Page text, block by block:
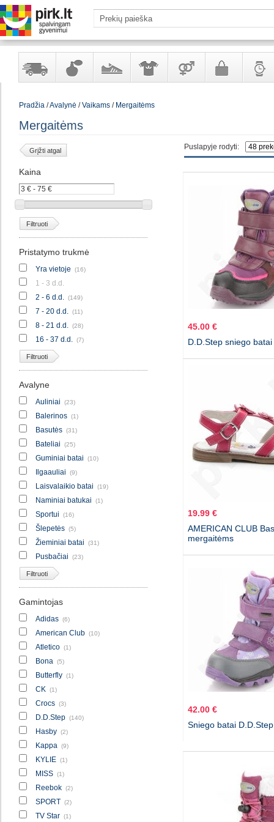
Yra
Kvepalai
kosmetika
AvalynėApranga
Pradžia/Avalynė /Vaikams/ Mergaitėms
Mergaitėms
Puslapyje rodyti:
Grįžti atgal
Kaina
Filtruoti
Pristatymo trukmė
Yra vietoje (16)
1 - 3 d.d.
2 - 6 d.d.
(149)
7 - 20 d.d. (11)
8 - 21 d.d. (28)
16 - 37 d.d. (7)
Filtruoti
Avalyne
Auliniai (23)
Balerinos (1)
Basutės (31)
Bateliai (25)
Guminiai batai (10)
Ilgaauliai (9)
Laisvalaikio batai (19)
Naminiai batukai (1)
Sportui (16)
Šlepetės (5)
Žieminiai batai (31)
Pusbačiai (23)
Filtruoti
Gamintojas
Adidas (6)
American Club (10)
Atletico (1)
Bona (5)
Butterfly (1)
CK (1)
Crocs (3)
D.D.Step (140)
Hasby (2)
Kappa (9)
KYLIE (1)
MISS (1)
Reebok (2)
SPORT (2)
TV Star (1)
45.00 €
D.D.Step sniego
19.99 €
AMERICAN CLUB
mergaitėms
42.00 €
Sniego batai